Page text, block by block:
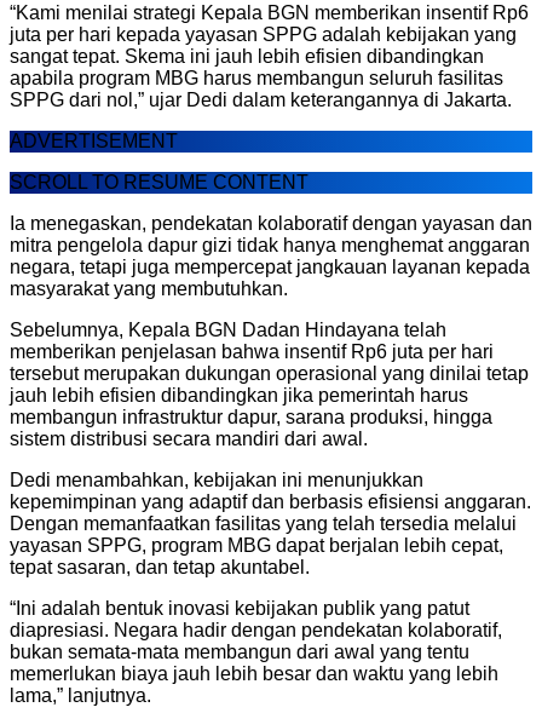
“Kami menilai strategi Kepala BGN memberikan insentif Rp6
juta per hari kepada yayasan SPPG adalah kebijakan yang
sangat tepat. Skema ini jauh lebih efisien dibandingkan
apabila program MBG harus membangun seluruh fasilitas
SPPG dari nol,” ujar Dedi dalam keterangannya di Jakarta.
ADVERTISEMENT
SCROLL TO RESUME CONTENT
Ia menegaskan, pendekatan kolaboratif dengan yayasan dan
mitra pengelola dapur gizi tidak hanya menghemat anggaran
negara, tetapi juga mempercepat jangkauan layanan kepada
masyarakat yang membutuhkan.
Sebelumnya, Kepala BGN Dadan Hindayana telah
memberikan penjelasan bahwa insentif Rp6 juta per hari
tersebut merupakan dukungan operasional yang dinilai tetap
jauh lebih efisien dibandingkan jika pemerintah harus
membangun infrastruktur dapur, sarana produksi, hingga
sistem distribusi secara mandiri dari awal.
Dedi menambahkan, kebijakan ini menunjukkan
kepemimpinan yang adaptif dan berbasis efisiensi anggaran.
Dengan memanfaatkan fasilitas yang telah tersedia melalui
yayasan SPPG, program MBG dapat berjalan lebih cepat,
tepat sasaran, dan tetap akuntabel.
“Ini adalah bentuk inovasi kebijakan publik yang patut
diapresiasi. Negara hadir dengan pendekatan kolaboratif,
bukan semata-mata membangun dari awal yang tentu
memerlukan biaya jauh lebih besar dan waktu yang lebih
lama,” lanjutnya.